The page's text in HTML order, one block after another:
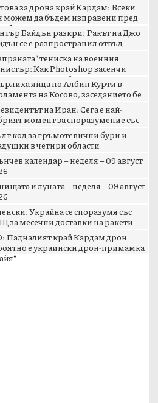
за дрона край Кардам: Всеки
можем да бъдем изправени пред
инциденти
Байдън разкри: Ракът на Джо
се е разпространил отвъд
тениска на военния
Как Photoshop засенчи
с дрона край Кардам
яйца по Албин Курти в
на Косово, заседанието бе
на Иран: Сега е най-
момент за споразумение със
код за гръмотевични бури и
в четири области
календар – неделя – 09 август
и луната – неделя – 09 август
Украйна се споразумя със
за месечни доставки на ракети
Падналият край Кардам дрон
е украински дрон-примамка